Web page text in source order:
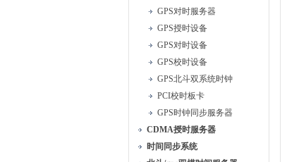
GPS对时服务器
GPS授时设备
GPS对时设备
GPS校时设备
GPS北斗双系统时钟
PCI校时板卡
GPS时钟同步服务器
CDMA授时服务器
时间同步系统